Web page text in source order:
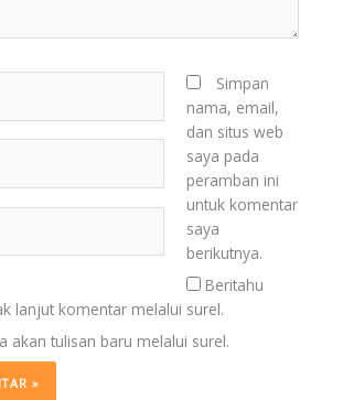
Simpan
nama, email,
dan situs web
saya pada
peramban ini
untuk komentar
saya
berikutnya.
Beritahu
lanjut komentar melalui surel.
akan tulisan baru melalui surel.